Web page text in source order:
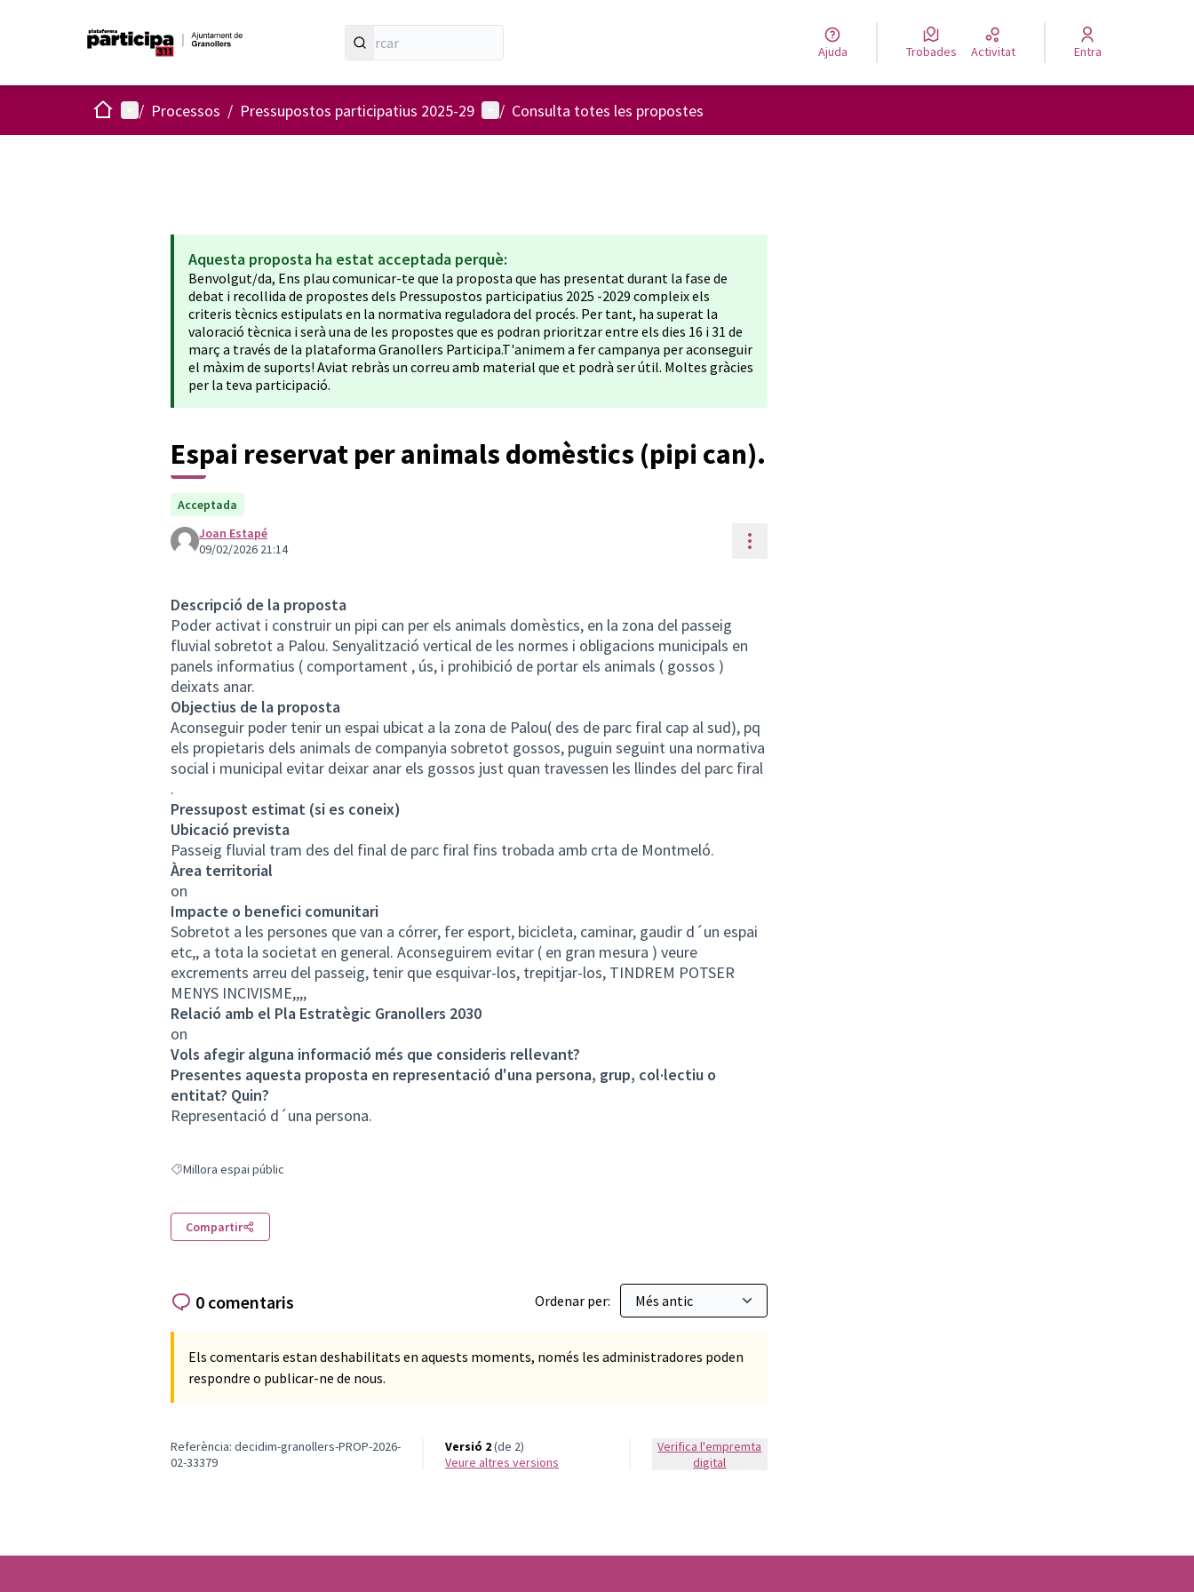
Ajuda Trobades Activitat Entra
Inici Menú principal
/ Processos / Pressupostos participatius 2025-29 Menú d'usuari
/ Consulta totes les propostes
Aquesta proposta ha estat acceptada perquè:
Benvolgut/da, Ens plau comunicar-te que la proposta que has presentat durant la fase de
debat i recollida de propostes dels Pressupostos participatius 2025 -2029 compleix els
criteris tècnics estipulats en la normativa reguladora del procés. Per tant, ha superat la
valoració tècnica i serà una de les propostes que es podran prioritzar entre els dies 16 i 31 de
març a través de la plataforma Granollers Participa.T'animem a fer campanya per aconseguir
el màxim de suports! Aviat rebràs un correu amb material que et podrà ser útil. Moltes gràcies
per la teva participació.
Espai reservat per animals domèstics (pipi can).
Acceptada
Joan Estapé
09/02/2026 21:14
Controls de recursos
Descripció de la proposta
Poder activat i construir un pipi can per els animals domèstics, en la zona del passeig
fluvial sobretot a Palou. Senyalització vertical de les normes i obligacions municipals en
panels informatius ( comportament , ús, i prohibició de portar els animals ( gossos )
deixats anar.
Objectius de la proposta
Aconseguir poder tenir un espai ubicat a la zona de Palou( des de parc firal cap al sud), pq
els propietaris dels animals de companyia sobretot gossos, puguin seguint una normativa
social i municipal evitar deixar anar els gossos just quan travessen les llindes del parc firal
.
Pressupost estimat (si es coneix)
Ubicació prevista
Passeig fluvial tram des del final de parc firal fins trobada amb crta de Montmeló.
Àrea territorial
on
Impacte o benefici comunitari
Sobretot a les persones que van a córrer, fer esport, bicicleta, caminar, gaudir d´un espai
etc,, a tota la societat en general. Aconseguirem evitar ( en gran mesura ) veure
excrements arreu del passeig, tenir que esquivar-los, trepitjar-los, TINDREM POTSER
MENYS INCIVISME,,,,
Relació amb el Pla Estratègic Granollers 2030
on
Vols afegir alguna informació més que consideris rellevant?
Presentes aquesta proposta en representació d'una persona, grup, col·lectiu o
entitat? Quin?
Representació d´una persona.
Resultats en filtrar per: Millora espai públic
Millora espai públic
Compartir
0 comentaris Ordenar per:
Els comentaris estan deshabilitats en aquests moments, només les administradores poden
respondre o publicar-ne de nous.
Referència: decidim-granollers-PROP-2026-
02-33379
Versió 2(de 2)
veure altres versions
Verifica l'empremta
digital